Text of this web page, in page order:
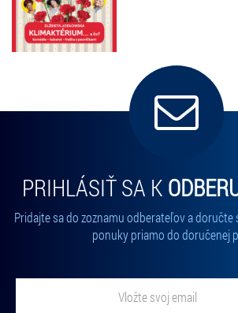
PRIHLÁSIŤ SA K
Pridajte sa do zoznamu odberateľov a doručte
ponuky priamo do doručenej